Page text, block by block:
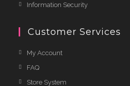
Information Security
Customer Services
My Account
FAQ
Store System